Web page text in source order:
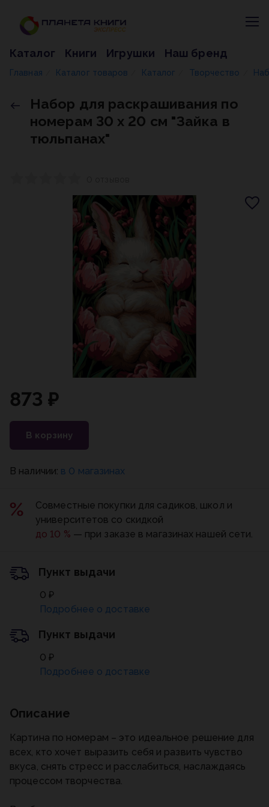
Каталог Книги Игрушки Наш бренд
Главная Каталог товаров Каталог Творчество
Набор для раскрашивания по
номерам 30 х 20 см "Зайка в
тюльпанах"
Описание
Картина по номерам – это идеальное решение для
всех, кто хочет выразить себя и развить чувство
вкуса, снять стресс и расслабиться, наслаждаясь
процессом творчества.
873 ₽
В корзину
В наличии: в 0 магазинах
Совместные покупки для садиков, школ и
университетов со скидкой
до 10 % — при заказе в магазинах нашей сети.
Пункт выдачи
0 ₽
Подробнее о доставке
Пункт выдачи
0 ₽
Подробнее о доставке